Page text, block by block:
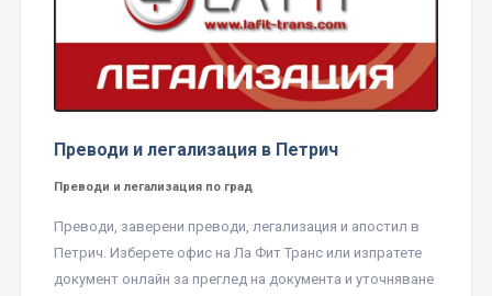
Преводи и легализация в Петрич
Преводи и легализация по град
Преводи, заверени преводи, легализация и апостил в
Петрич. Изберете офис на Ла Фит Транс или изпратете
документ онлайн за преглед на документа и уточняване